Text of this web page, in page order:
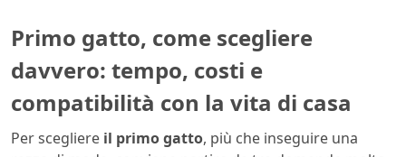
Primo gatto, come scegliere
davvero: tempo, costi e
compatibilità con la vita di casa
Per scegliere il primo gatto, più che inseguire una